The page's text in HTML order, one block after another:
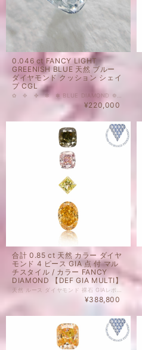
0.046 ct FANCY LIGHT
GREENISH BLUE 天然 ブルー
ダイヤモンド クッション シェイ
プ CGL
¥220,000
合計 0.85 ct 天然 カラー ダイヤ
モンド 4 ピース GIA 点 付 マル
チスタイル / カラー FANCY
DIAMOND 【DEF GIA MULTI】
¥388,800